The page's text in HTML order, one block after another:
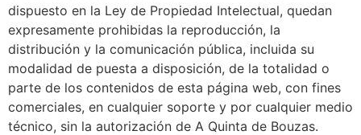
dispuesto en la Ley de Propiedad Intelectual, quedan
expresamente prohibidas la reproducción, la
distribución y la comunicación pública, incluida su
modalidad de puesta a disposición, de la totalidad o
parte de los contenidos de esta página web, con fines
comerciales, en cualquier soporte y por cualquier medio
técnico, sin la autorización de A Quinta de Bouzas.